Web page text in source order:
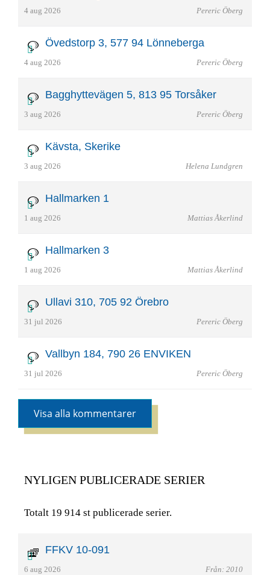
4 aug 2026 Pereric Öberg
Övedstorp 3, 577 94 Lönneberga
4 aug 2026 Pereric Öberg
Bagghyttevägen 5, 813 95 Torsåker
3 aug 2026 Pereric Öberg
Kävsta, Skerike
3 aug 2026 Helena Lundgren
Hallmarken 1
1 aug 2026 Mattias Åkerlind
Hallmarken 3
1 aug 2026 Mattias Åkerlind
Ullavi 310, 705 92 Örebro
31 jul 2026 Pereric Öberg
Vallbyn 184, 790 26 ENVIKEN
31 jul 2026 Pereric Öberg
Visa alla kommentarer
NYLIGEN PUBLICERADE SERIER
Totalt 19 914 st publicerade serier.
FFKV 10-091
6 aug 2026 Från: 2010